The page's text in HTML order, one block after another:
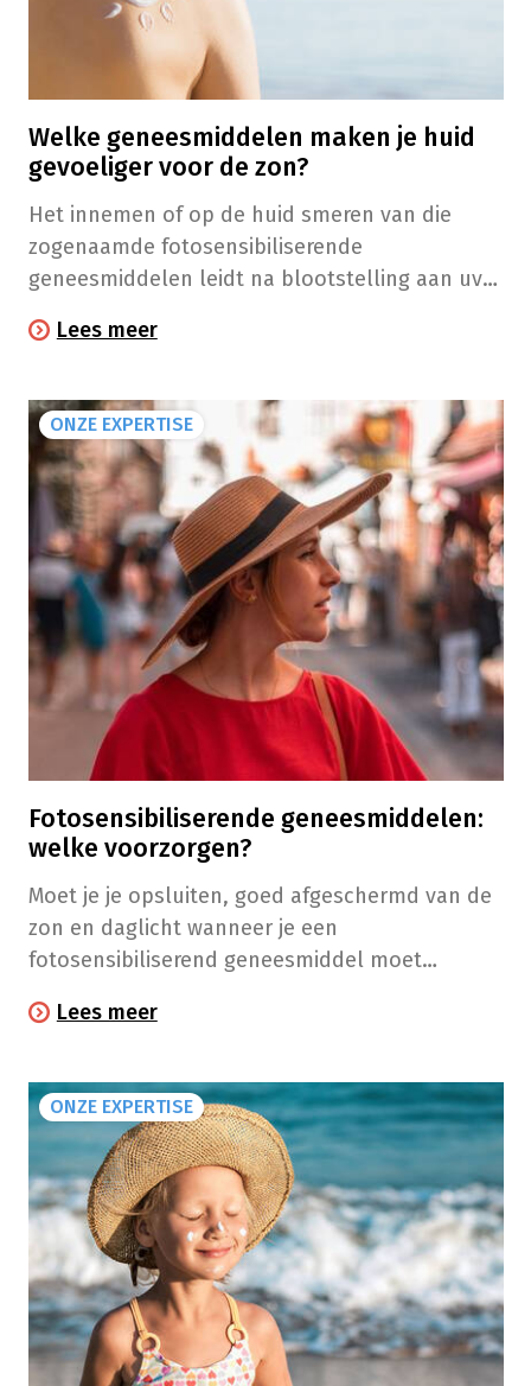
Welke geneesmiddelen maken je huid
gevoeliger voor de zon?
Het innemen of op de huid smeren van die
zogenaamde fotosensibiliserende
geneesmiddelen leidt na blootstelling aan uv-
Lees meer
ONZE EXPERTISE
Fotosensibiliserende geneesmiddelen:
welke voorzorgen?
Moet je je opsluiten, goed afgeschermd van de
zon en daglicht wanneer je een
fotosensibiliserend geneesmiddel moet
aan enkele voorzorgsmaatregelen te nemen.​
Lees meer
ONZE EXPERTISE